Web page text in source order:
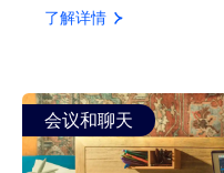
了解详情
view: Zoom Chat 与
会议和聊天